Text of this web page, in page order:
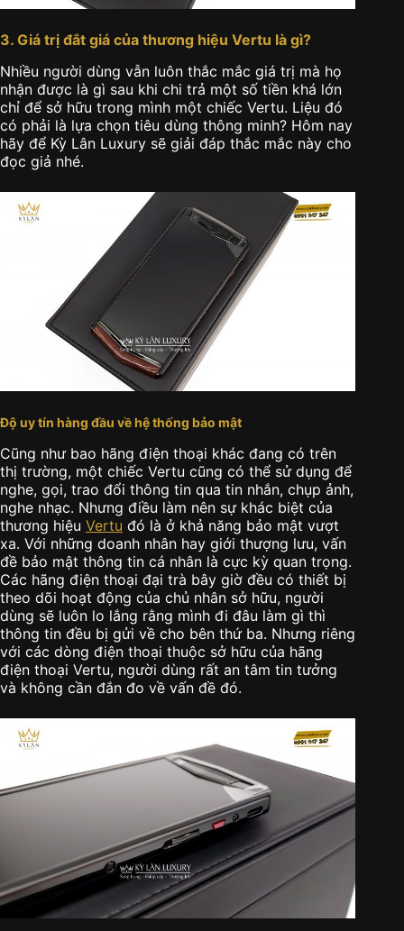
3. Giá trị đắt giá của thương hiệu Vertu là gì?
Nhiều người dùng vẫn luôn thắc mắc giá trị mà họ
nhận được là gì sau khi chi trả một số tiền khá lớn
chỉ để sở hữu trong mình một chiếc Vertu. Liệu đó
có phải là lựa chọn tiêu dùng thông minh? Hôm nay
hãy để Kỳ Lân Luxury sẽ giải đáp thắc mắc này cho
đọc giả nhé.
Độ uy tín hàng đầu về hệ thống bảo mật
Cũng như bao hãng điện thoại khác đang có trên
thị trường, một chiếc Vertu cũng có thể sử dụng để
nghe, gọi, trao đổi thông tin qua tin nhắn, chụp ảnh,
nghe nhạc. Nhưng điều làm nên sự khác biệt của
thương hiệu Vertu đó là ở khả năng bảo mật vượt
xa. Với những doanh nhân hay giới thượng lưu, vấn
đề bảo mật thông tin cá nhân là cực kỳ quan trọng.
Các hãng điện thoại đại trà bây giờ đều có thiết bị
theo dõi hoạt động của chủ nhân sở hữu, người
dùng sẽ luôn lo lắng rằng mình đi đâu làm gì thì
thông tin đều bị gửi về cho bên thứ ba. Nhưng riêng
với các dòng điện thoại thuộc sở hữu của hãng
điện thoại Vertu, người dùng rất an tâm tin tưởng
và không cần đắn đo về vấn đề đó.